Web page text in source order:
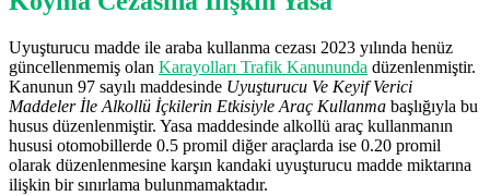
Uyuşturucu madde ile araba kullanma cezası 2023 yılında henüz
güncellenmemiş olan Karayolları Trafik Kanununda düzenlenmiştir.
Kanunun 97 sayılı maddesinde Uyuşturucu Ve Keyif Verici
Maddeler İle Alkollü İçkilerin Etkisiyle Araç Kullanma başlığıyla bu
husus düzenlenmiştir. Yasa maddesinde alkollü araç kullanmanın
hususi otomobillerde 0.5 promil diğer araçlarda ise 0.20 promil
olarak düzenlenmesine karşın kandaki uyuşturucu madde miktarına
ilişkin bir sınırlama bulunmamaktadır.